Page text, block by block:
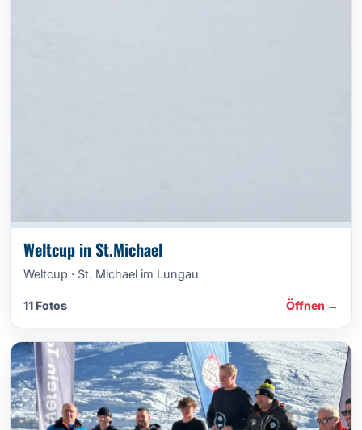
Weltcup in St.Michael
Weltcup · St. Michael im Lungau
11 Fotos Öffnen →